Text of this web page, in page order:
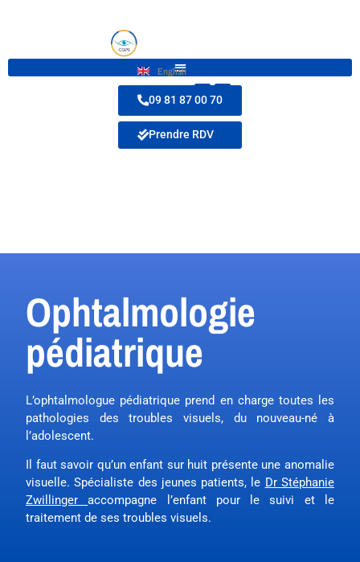
English
09 81 87 00 70
Prendre RDV
L’ophtalmologie
Ophtalmologie
pédiatrique
L’ophtalmologue pédiatrique prend en charge toutes les
pathologies des troubles visuels, du nouveau-né à
l’adolescent.
Il faut savoir qu’un enfant sur huit présente une anomalie
visuelle. Spécialiste des jeunes patients, le Dr Stéphanie
Zwillinger
accompagne l’enfant pour le suivi et le
traitement de ses troubles visuels.